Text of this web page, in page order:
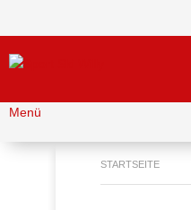
Menü
STARTSEITE